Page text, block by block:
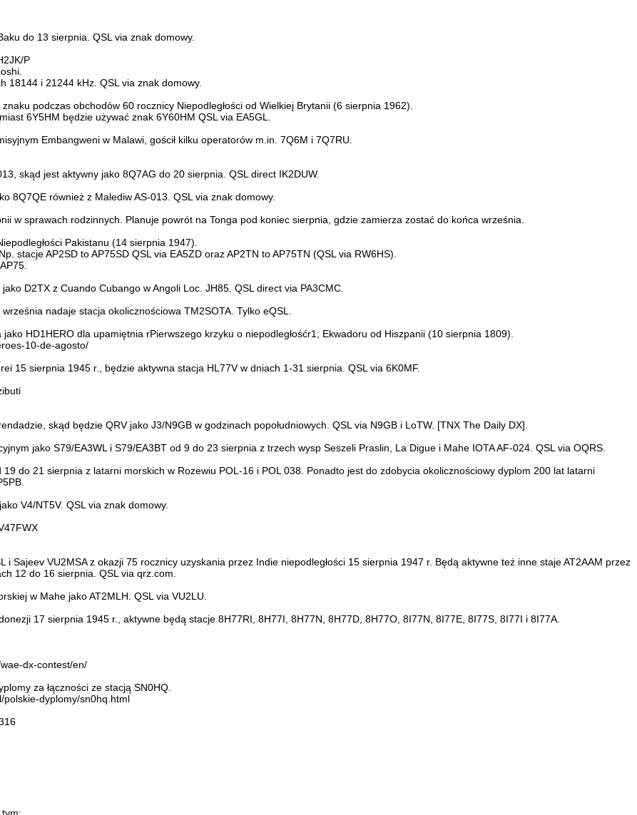
do 13 sierpnia. QSL via znak domowy.
P
18144 i 21244 kHz. QSL via znak domowy.
podczas obchodów 60 rocznicy Niepodległości od Wielkiej Brytanii (6 sierpnia 1962).
6Y5HM będzie używać znak 6Y60HM QSL via EA5GL.
Embangweni w Malawi, gościł kilku operatorów m.in. 7Q6M i 7Q7RU.
skąd jest aktywny jako 8Q7AG do 20 sierpnia. QSL direct IK2DUW.
8Q7QE również z Malediw AS-013. QSL via znak domowy.
w sprawach rodzinnych. Planuje powrót na Tonga pod koniec sierpnia, gdzie zamierza zostać do końca września.
Pakistanu (14 sierpnia 1947).
stacje AP2SD to AP75SD QSL via EA5ZD oraz AP2TN to AP75TN (QSL via RW6HS).
D2TX z Cuando Cubango w Angoli Loc. JH85. QSL direct via PA3CMC.
nadaje stacja okolicznościowa TM2SOTA. Tylko eQSL.
HD1HERO dla upamiętnia rPierwszego krzyku o niepodległośćr1; Ekwadoru od Hiszpanii (10 sierpnia 1809).
10-de-agosto/
15 sierpnia 1945 r., będzie aktywna stacja HL77V w dniach 1-31 sierpnia. QSL via 6K0MF.
skąd będzie QRV jako J3/N9GB w godzinach popołudniowych. QSL via N9GB i LoTW. [TNX The Daily DX].
jako S79/EA3WL i S79/EA3BT od 9 do 23 sierpnia z trzech wysp Seszeli Praslin, La Digue i Mahe IOTA AF-024. QSL via OQRS.
do 21 sierpnia z latarni morskich w Rozewiu POL-16 i POL 038. Ponadto jest do zdobycia okolicznościowy dyplom 200 lat latarni
V4/NT5V. QSL via znak domowy.
Sajeev VU2MSA z okazji 75 rocznicy uzyskania przez Indie niepodległości 15 sierpnia 1947 r. Będą aktywne też inne staje AT2AAM przez
12 do 16 sierpnia. QSL via qrz.com.
w Mahe jako AT2MLH. QSL via VU2LU.
17 sierpnia 1945 r., aktywne będą stacje 8H77RI, 8H77I, 8H77N, 8H77D, 8H77O, 8I77N, 8I77E, 8I77S, 8I77I i 8I77A.
dx-contest/en/
za łączności ze stacją SN0HQ.
polskie-dyplomy/sn0hq.html